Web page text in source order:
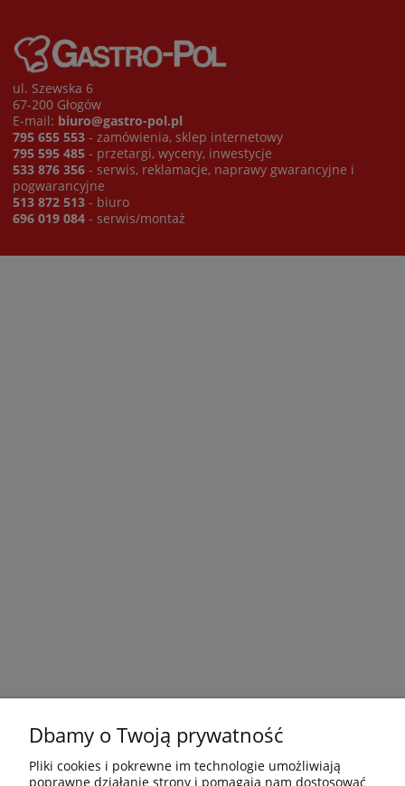
ul. Szewska 6
67-200 Głogów
E-mail: biuro@gastro-pol.pl
795 655 553 - zamówienia, sklep internetowy
795 595 485 - przetargi, wyceny, inwestycje
533 876 356 - serwis, reklamacje, naprawy gwarancyjne i
pogwarancyjne
513 872 513 - biuro
696 019 084 - serwis/montaż
Dbamy o Twoją prywatność
Pliki cookies i pokrewne im technologie umożliwiają
poprawne działanie strony i pomagają nam dostosować